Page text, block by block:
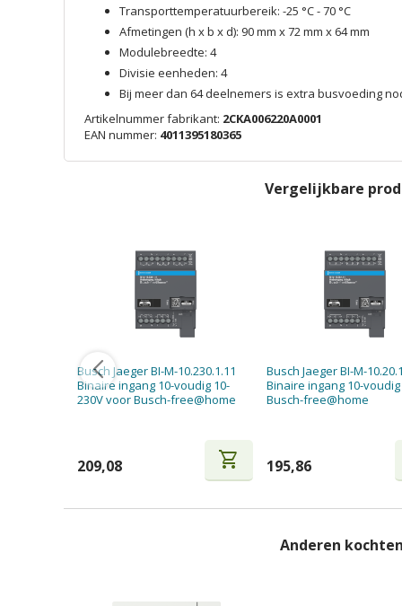
Transporttemperatuurbereik: -25 °C - 70 °C
Afmetingen (h x b x d): 90 mm x 72 mm x 64 mm
Modulebreedte: 4
Divisie eenheden: 4
Bij meer dan 64 deelnemers is extra busvoeding
Artikelnummer fabrikant: 2CKA006220A0001
EAN nummer: 4011395180365
Vergelijkbare
Busch Jaeger BI-M-10.230.1.11
Binaire ingang 10-voudig 10-
230V voor Busch-free@home
209,08 shopping_cart
Busch Jaeger BI-M-
Binaire ingang 10-
Busch-free@home
195,86
Anderen